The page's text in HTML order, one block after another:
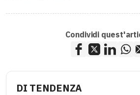
Condividi
DI TENDENZA